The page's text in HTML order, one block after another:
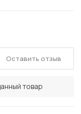
товар
Оставить отзыв